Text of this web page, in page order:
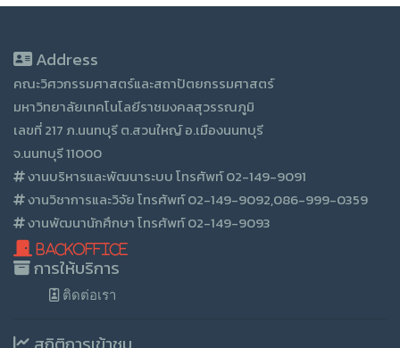
Address
คณะวิศวกรรมศาสตร์และสถาปัตยกรรมศาสตร์
มหาวิทยาลัยเทคโนโลยีราชมงคลสุวรรณภูมิ
เลขที่ 217 ภ.นนทบุรี ต.สวนใหญ์ อ.เมืองนนทบุรี
จ.นนทบุรี 11000
งานบริหารและพัฒนาระบบ โทรศัพท์ 02-149-9091
งานวิชาการและวิจัย โทรศัพท์ 02-149-9092,086-999-0359
งานพัฒนานักศึกษา โทรศัพท์ 02-149-9093
BackOffice
การให้บริการ
ติดต่อเรา